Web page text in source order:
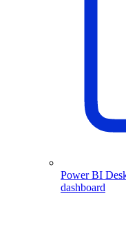
Power BI
dashboard